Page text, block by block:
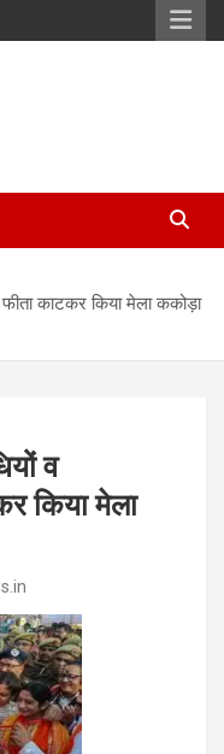
फीता काटकर किया मेला ककोड़ा
व
किया मेला